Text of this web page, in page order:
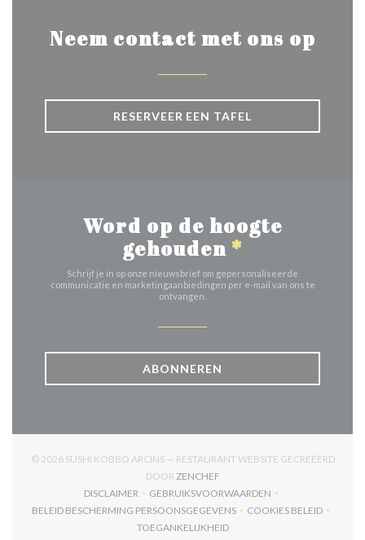
Neem contact met ons op
RESERVEER EEN TAFEL
Word op de hoogte
gehouden *
Schrijf je in op onze nieuwsbrief om gepersonaliseerde
communicatie en marketingaanbiedingen per e-mail van ons te
ontvangen.
ABONNEREN
© 2026 SUSHI KÒBBO ARCINS — RESTAURANT WEBSITE GECREËERD
DOOR ZENCHEF((OPENT IN EEN NIEUW
DISCLAIMER
((OPENT IN EEN NIEUW VENSTER))
GEBRUIKSVOORWAARDEN
((OPENT IN EEN NIEUW
BELEID BESCHERMING PERSOONSGEGEVENS
((OPENT IN EEN NIEUW VENSTER))
COOKIES BELEID
((OPENT IN EEN
TOEGANKELIJKHEID
((OPENT IN EEN NIEUW VENSTER))